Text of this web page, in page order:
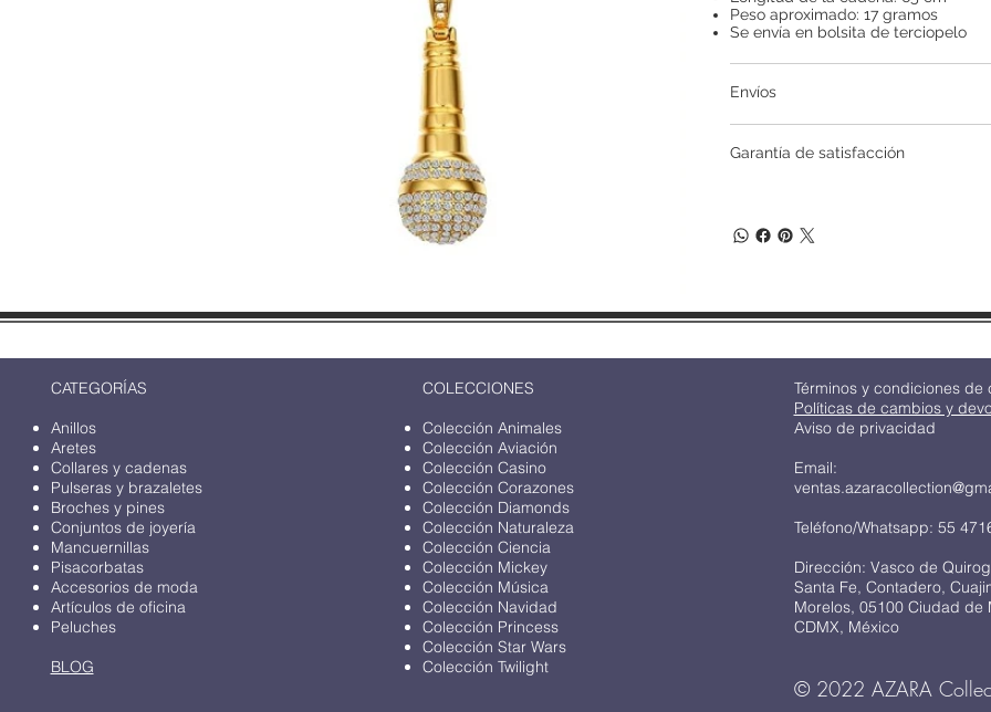
Peso aproximado: 17 gramos
Se envía en bolsita de terciopelo
Envíos
Garantía de satisfacción
CATEGORÍAS
Anillos
Aretes
Collares y cadenas
Pulseras y brazaletes
Broches y pines
Conjuntos de joyería
Mancuernillas
Pisacorbatas
Accesorios de moda
Artículos de oficina
Peluches
BLOG
COLECCIONES
Colección Animales
Colección Aviación
Colección Casino
Colección Corazones
Colección Diamonds
Colección Naturaleza
Colección Ciencia
Colección Mickey
Colección Música
Colección Navidad
Colección Princess
Colección Star Wars
Colección Twilight
Términos y condiciones de
Políticas de cambios y
Aviso de privacidad
Email:
Teléfono/Whatsapp: 55
Dirección: Vasco de
Santa Fe, Contadero,
Morelos, 05100 Ciudad de
CDMX, México
© 2022 AZARA